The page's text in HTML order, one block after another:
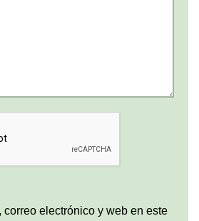
correo electrónico y web en este